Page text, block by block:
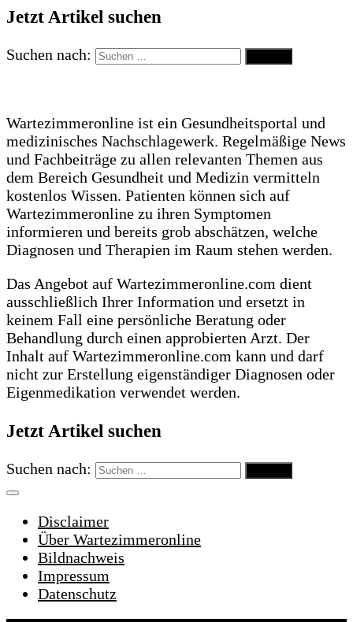
Jetzt Artikel suchen
Suchen nach:
Wartezimmeronline ist ein Gesundheitsportal und
medizinisches Nachschlagewerk. Regelmäßige News
und Fachbeiträge zu allen relevanten Themen aus
dem Bereich Gesundheit und Medizin vermitteln
kostenlos Wissen. Patienten können sich auf
Wartezimmeronline zu ihren Symptomen
informieren und bereits grob abschätzen, welche
Diagnosen und Therapien im Raum stehen werden.
Das Angebot auf Wartezimmeronline.com dient
ausschließlich Ihrer Information und ersetzt in
keinem Fall eine persönliche Beratung oder
Behandlung durch einen approbierten Arzt. Der
Inhalt auf Wartezimmeronline.com kann und darf
nicht zur Erstellung eigenständiger Diagnosen oder
Eigenmedikation verwendet werden.
Jetzt Artikel suchen
Suchen nach:
Disclaimer
Über Wartezimmeronline
Bildnachweis
Impressum
Datenschutz